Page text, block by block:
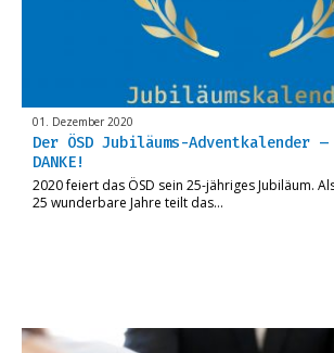
01. Dezember 2020
Der ÖSD Jubiläums-Adventkalender
DANKE!
2020 feiert das ÖSD sein 25-jähriges Jubiläum.
25 wunderbare Jahre teilt das…